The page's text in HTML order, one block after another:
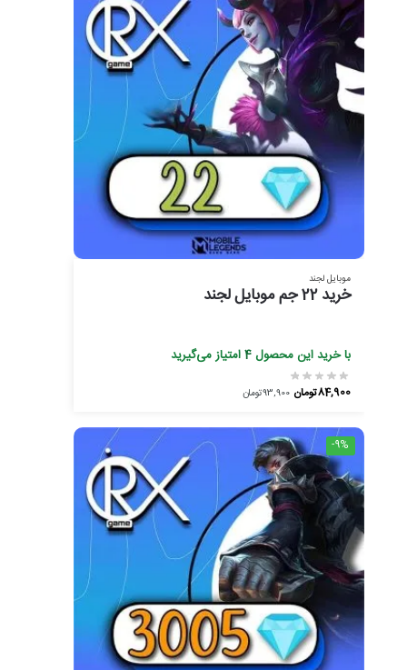
موبایل لجند
خرید 22 جم موبایل لجند
با خرید این محصول4امتیاز می‌گیرید
93,900تومان 84,900تومان
-9%